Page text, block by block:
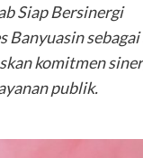
Siap Bersinergi
komitmen
publik.